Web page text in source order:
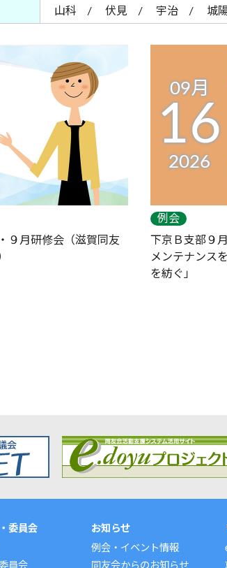
山科
伏見 宇治 城
９月研修会（滋賀同友
09月
16
2026
例会
下京Ｂ支部９
メンテナンス
を紡ぐ」
委員会
員会
お知らせ
例会・イベント情報
同友会からのお知らせ